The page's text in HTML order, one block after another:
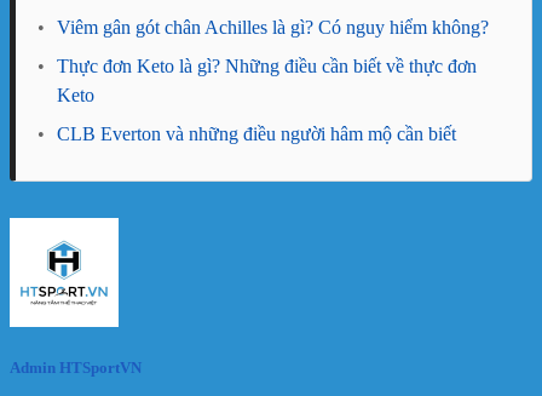
•
Viêm gân gót chân Achilles là gì? Có nguy hiểm không?
•
Thực đơn Keto là gì? Những điều cần biết về thực đơn
Keto
•
CLB Everton và những điều người hâm mộ cần biết
Admin HTSportVN